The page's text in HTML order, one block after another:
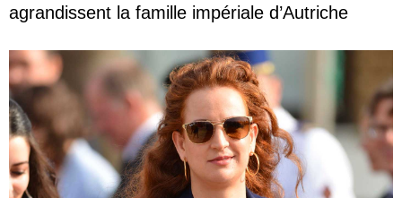
agrandissent la famille impériale d’Autriche